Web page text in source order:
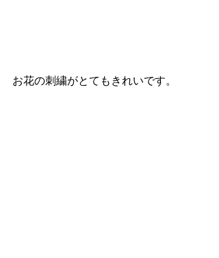
お花の刺繍がとてもきれいです。